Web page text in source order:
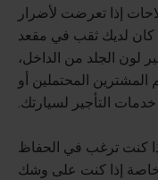
إذا تعرضت لأضرار
كان لديك ثقب في مقعد
لون الجلد من الداخل،
المشترين المحتملين أو
التأجير لسيارتك.
كنت ترغب في الحفاظ
إذا كنت على وشك